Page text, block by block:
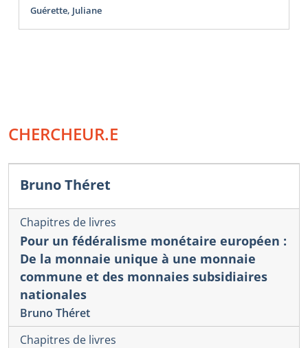
Guérette, Juliane
CHERCHEUR.E
Bruno Théret
Chapitres de livres
Pour un fédéralisme monétaire européen :
De la monnaie unique à une monnaie
commune et des monnaies subsidiaires
nationales
Bruno Théret
Chapitres de livres